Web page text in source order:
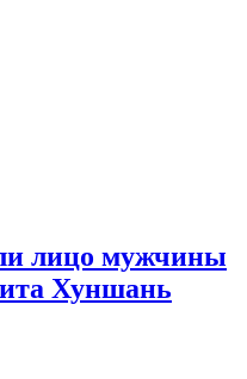
лицо мужчины
Хуншань